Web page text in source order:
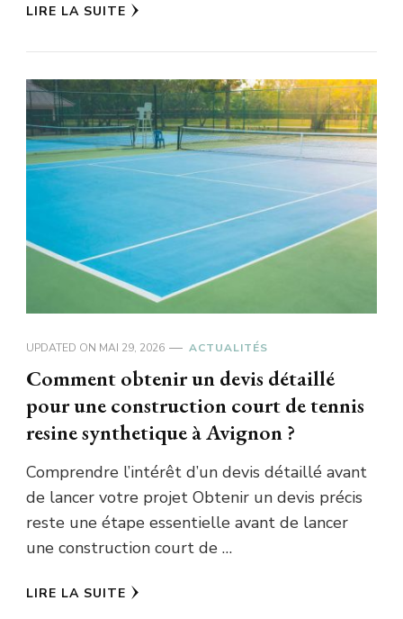
LIRE LA SUITE
UPDATED ON MAI 29, 2026 ACTUALITÉS
Comment obtenir un devis détaillé
pour une construction court de tennis
resine synthetique à Avignon ?
Comprendre l’intérêt d’un devis détaillé avant
de lancer votre projet Obtenir un devis précis
reste une étape essentielle avant de lancer
une construction court de …
LIRE LA SUITE